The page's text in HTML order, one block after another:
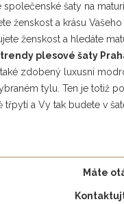
společenské šaty na
ženskost a krásu
ženskost a hledáte
trendy plesové šaty
zdobený luxusní
tylu. Ten je totiž
třpytí a Vy tak budete v
Máte